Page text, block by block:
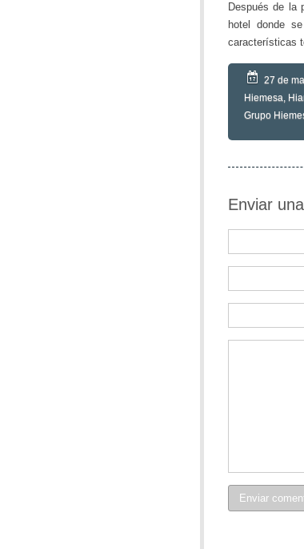
Después de la
hotel donde
características
27 de
Hiemesa,
Grupo
Enviar